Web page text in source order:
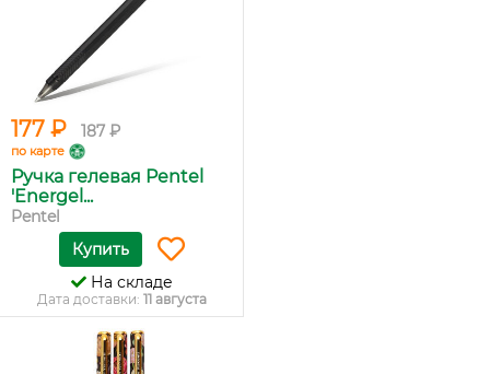
177 ₽ 187 ₽
по карте
Ручка гелевая Pentel
'Energel...
Pentel
Купить
На складе
Дата доставки: 11 августа